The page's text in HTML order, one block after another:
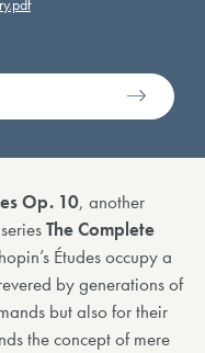
Op. 10, another
The Complete
Études occupy a
by generations of
but also for their
the concept of mere